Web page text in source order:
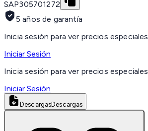
SAP305701272
5 años de garantía
Inicia sesión para ver precios especiales
Iniciar Sesión
Inicia sesión para ver precios especiales
Iniciar Sesión
DescargasDescargas